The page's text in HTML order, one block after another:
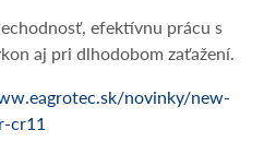
efektívnu prácu s
aj pri dlhodobom zaťažení.
novinky/new-
cr11